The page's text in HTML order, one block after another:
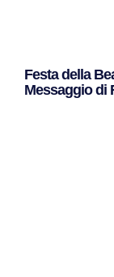
Festa della
Messaggio di